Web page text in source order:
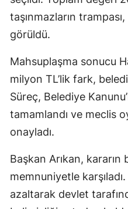
taşınmazların
görüldü.
Mahsuplaşma sonucu
milyon TL’lik fark,
Süreç, Belediye
tamamlandı ve meclis
onayladı.
Başkan Arıkan, kararın
memnuniyetle
azaltarak devlet